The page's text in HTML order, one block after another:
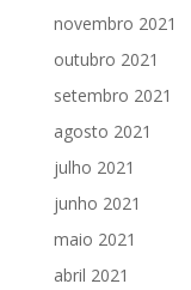
novembro 2021
outubro 2021
setembro 2021
agosto 2021
julho 2021
junho 2021
maio 2021
abril 2021